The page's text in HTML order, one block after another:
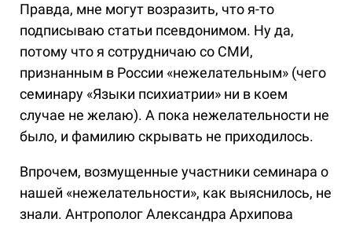
Правда, мне могут возразить, что я-то
подписываю статьи псевдонимом. Ну да,
потому что я сотрудничаю со СМИ,
признанным в России «нежелательным» (чего
семинару «Языки психиатрии» ни в коем
случае не желаю). А пока нежелательности не
было, и фамилию скрывать не приходилось.
Впрочем, возмущенные участники семинара о
нашей «нежелательности», как выяснилось, не
знали. Антрополог Александра Архипова